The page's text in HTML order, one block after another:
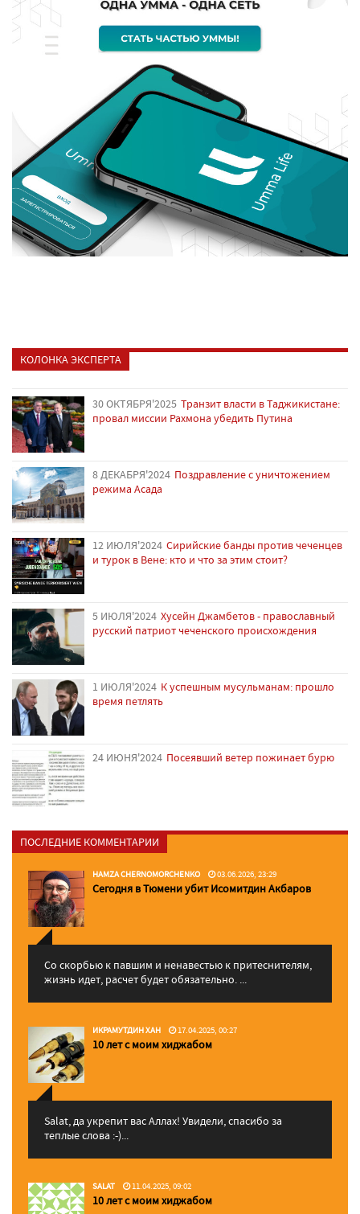
КОЛОНКА ЭКСПЕРТА
30 ОКТЯБРЯ'2025 Транзит власти в Таджикистане:
провал миссии Рахмона убедить Путина
8 ДЕКАБРЯ'2024 Поздравление с уничтожением
режима Асада
12 ИЮЛЯ'2024 Сирийские банды против чеченцев
и турок в Вене: кто и что за этим стоит?
5 ИЮЛЯ'2024 Хусейн Джамбетов - православный
русский патриот чеченского происхождения
1 ИЮЛЯ'2024 К успешным мусульманам: прошло
время петлять
24 ИЮНЯ'2024 Посеявший ветер пожинает бурю
ПОСЛЕДНИЕ КОММЕНТАРИИ
HAMZA CHERNOMORCHENKO 03.06.2026, 23:29
Сегодня в Тюмени убит Исомитдин Акбаров
Со скорбью к павшим и ненавестью к притеснителям,
жизнь идет, расчет будет обязательно. ...
ИКРАМУТДИН ХАН 17.04.2025, 00:27
10 лет с моим хиджабом
Salat, да укрепит вас Аллаx! Увидели, спасибо за
теплые слова :-)...
SALAT 11.04.2025, 09:02
10 лет с моим хиджабом